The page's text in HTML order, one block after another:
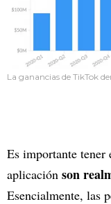
La ganancias de TikTok
Es importante tener
aplicación son
Esencialmente, las